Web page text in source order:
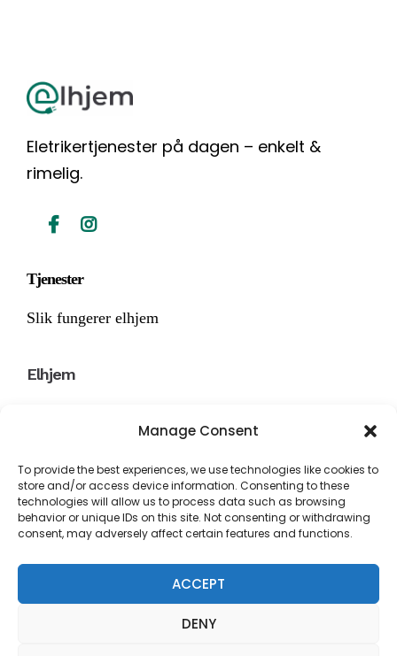
Manage Consent
To provide the best experiences, we use technologies like cookies to
store and/or access device information. Consenting to these
technologies will allow us to process data such as browsing
behavior or unique IDs on this site. Not consenting or withdrawing
consent, may adversely affect certain features and functions.
ACCEPT
DENY
Eletrikertjenester på dagen – enkelt &
rimelig.
Tjenester
Slik fungerer elhjem
Elhjem
Vi godtar alle kredittkort for rask og enkel
betaling.
post@elhjem.no
Gjerdrumsvei 8, 0484, Oslo